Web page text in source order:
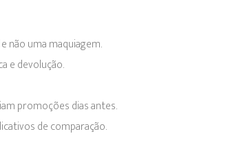
não uma maquiagem.
e devolução.
promoções dias antes.
de comparação.